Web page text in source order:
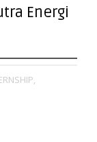
Energi